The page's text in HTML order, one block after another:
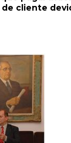
cliente